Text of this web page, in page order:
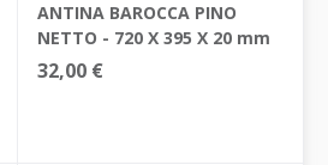
ANTINA BAROCCA PINO
NETTO - 720 X 395 X 20 mm
32,00 €